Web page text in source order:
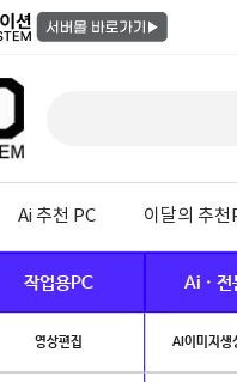
Ai 추천 PC 이달의 추천
작업용PC Ai · 전
영상편집 AI이미지생